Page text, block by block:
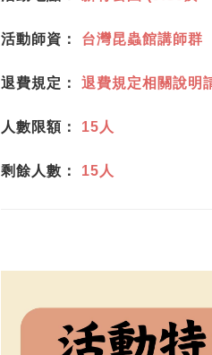
活動師資： 台灣昆蟲館講師群
退費規定：退費規定相關說明
人數限額： 15人
剩餘人數： 15人